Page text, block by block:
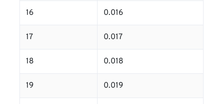
16 0.016
17 0.017
18 0.018
19 0.019